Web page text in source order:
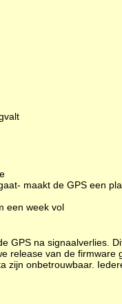
maakt de GPS een
een week vol
GPS na signaalverlies.
release van de firmware
zijn onbetrouwbaar.